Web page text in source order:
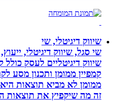
שיווק דיגיטלי, שי
שי סגל, שיווק דיגיטלי, ייעוץ,
שיווק דיגיטליים לעסק כולל
קמפיין ממומן ותכנון מסע לקוח.
ממומן לא מביא תוצאות היא
זה מה שיקפיץ את תוצאות